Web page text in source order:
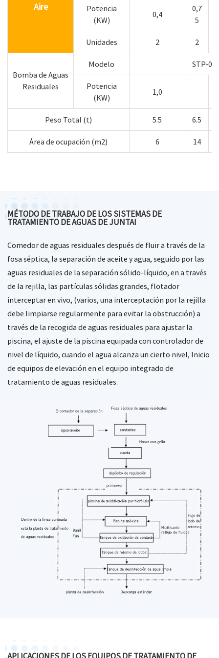
Aire
Potencia
(KW)
0,4
0,7
5
Unidades 2 2
Bomba de Aguas
Residuales
Modelo STP-09
Potencia
(KW)
1,0
Peso Total (t) 5.5 6.5
Área de ocupación (m2) 6 14
MÉTODO DE TRABAJO DE LOS SISTEMAS DE
TRATAMIENTO DE AGUAS DE JUNTAI
Comedor de aguas residuales después de fluir a través de la
fosa séptica, la separación de aceite y agua, seguido por las
aguas residuales de la separación sólido-líquido, en a través
de la rejilla, las partículas sólidas grandes, flotador
interceptar en vivo, (varios, una interceptación por la rejilla
debe limpiarse regularmente para evitar la obstrucción) a
través de la recogida de aguas residuales para ajustar la
piscina, el ajuste de la piscina equipada con controlador de
nivel de líquido, cuando el agua alcanza un cierto nivel, Inicio
de equipos de elevación en el equipo integrado de
tratamiento de aguas residuales.